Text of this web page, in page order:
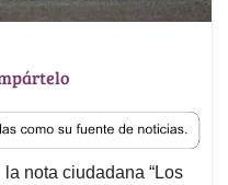
nota ciudadana “Los